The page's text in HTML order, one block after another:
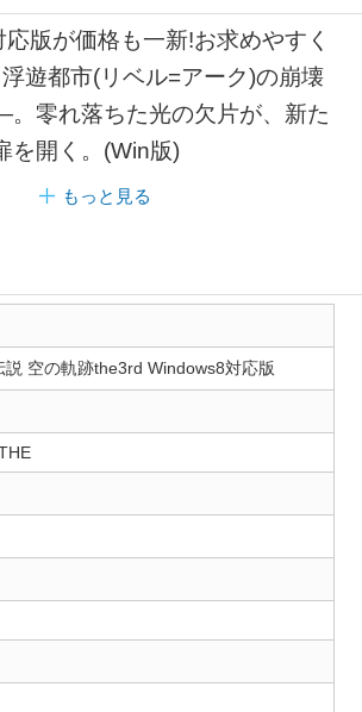
応版が価格も一新!お求めやすく
遊都市(リベル=アーク)の崩壊
零れ落ちた光の欠片が、新た
を開く。(Win版)
もっと見る
説 空の軌跡the3rd Windows8対応版